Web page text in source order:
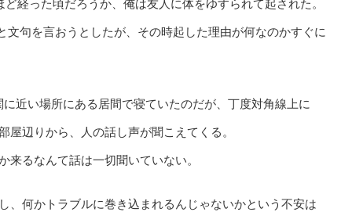
経った頃だろうか、俺は友人に体をゆすられて起された。
文句を言おうとしたが、その時起した理由が何なのかすぐに
に近い場所にある居間で寝ていたのだが、丁度対角線上に
屋辺りから、人の話し声が聞こえてくる。
来るなんて話は一切聞いていない。
、何かトラブルに巻き込まれるんじゃないかという不安は